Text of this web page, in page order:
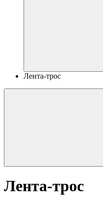
Лента-трос
Лента-трос